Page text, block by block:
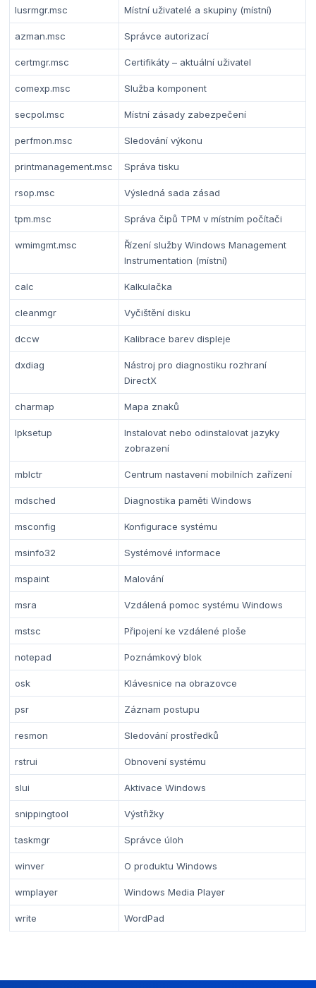
lusrmgr.msc Místní uživatelé a skupiny (místní)
azman.msc Správce autorizací
certmgr.msc Certifikáty – aktuální uživatel
comexp.msc Služba komponent
secpol.msc Místní zásady zabezpečení
perfmon.msc Sledování výkonu
printmanagement.msc Správa tisku
rsop.msc Výsledná sada zásad
tpm.msc Správa čipů TPM v místním počítači
wmimgmt.msc
Řízení služby Windows Management
Instrumentation (místní)
calc Kalkulačka
cleanmgr Vyčištění disku
dccw Kalibrace barev displeje
dxdiag
Nástroj pro diagnostiku rozhraní
DirectX
charmap Mapa znaků
lpksetup
Instalovat nebo odinstalovat jazyky
zobrazení
mblctr Centrum nastavení mobilních zařízení
mdsched Diagnostika paměti Windows
msconfig Konfigurace systému
msinfo32 Systémové informace
mspaint Malování
msra Vzdálená pomoc systému Windows
mstsc Připojení ke vzdálené ploše
notepad Poznámkový blok
osk Klávesnice na obrazovce
psr Záznam postupu
resmon Sledování prostředků
rstrui Obnovení systému
slui Aktivace Windows
snippingtool Výstřižky
taskmgr Správce úloh
winver O produktu Windows
wmplayer Windows Media Player
write WordPad